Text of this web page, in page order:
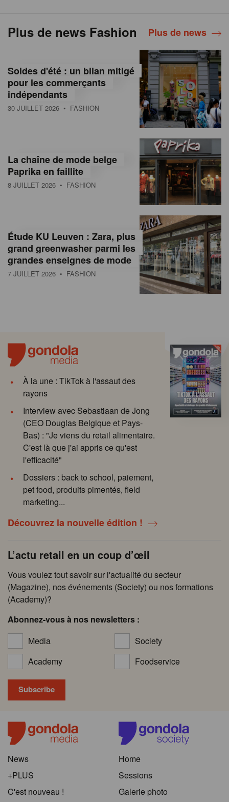
Plus de news Fashion Plus de news
Soldes d'été : un bilan mitigé
pour les commerçants
indépendants
30 JUILLET 2026 • FASHION
La chaîne de mode belge
Paprika en faillite
8 JUILLET 2026 • FASHION
Étude KU Leuven : Zara, plus
grand greenwasher parmi les
grandes enseignes de mode
7 JUILLET 2026 • FASHION
À la une : TikTok à l'assaut des
rayons
Interview avec Sebastiaan de Jong
(CEO Douglas Belgique et Pays-
Bas) : "Je viens du retail alimentaire.
C'est là que j'ai appris ce qu'est
l'efficacité"
Dossiers : back to school, paiement,
pet food, produits pimentés, field
marketing...
Découvrez la nouvelle édition !
L’actu retail en un coup d’œil
Vous voulez tout savoir sur l'actualité du secteur
(Magazine), nos événements (Society) ou nos formations
(Academy)?
Abonnez-vous à nos newsletters :
Media
Society
Academy
Foodservice
News
+PLUS
C'est nouveau !
Home
Sessions
Galerie photo